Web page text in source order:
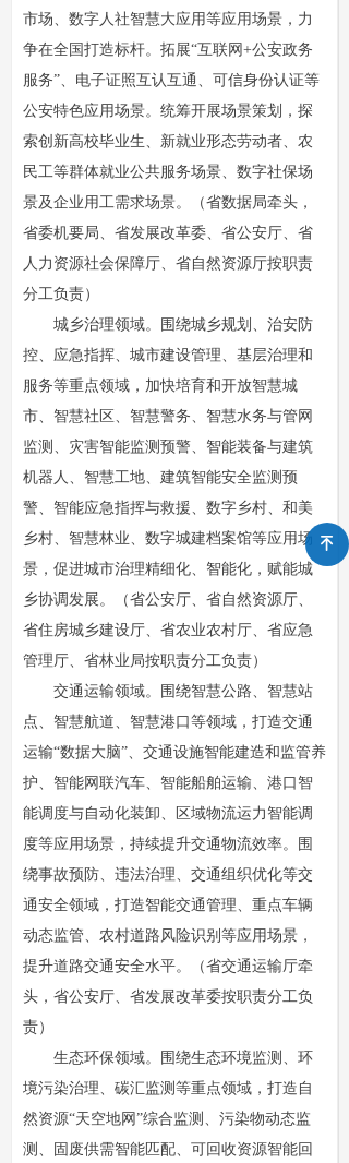
녠
市场、数字人社智慧大应用等应用场景，力
争在全国打造标杆。拓展“互联网+公安政务
服务”、电子证照互认互通、可信身份认证等
公安特色应用场景。统筹开展场景策划，探
索创新高校毕业生、新就业形态劳动者、农
民工等群体就业公共服务场景、数字社保场
景及企业用工需求场景。（省数据局牵头，
省委机要局、省发展改革委、省公安厅、省
人力资源社会保障厅、省自然资源厅按职责
分工负责）
城乡治理领域。围绕城乡规划、治安防
控、应急指挥、城市建设管理、基层治理和
服务等重点领域，加快培育和开放智慧城
市、智慧社区、智慧警务、智慧水务与管网
监测、灾害智能监测预警、智能装备与建筑
机器人、智慧工地、建筑智能安全监测预
警、智能应急指挥与救援、数字乡村、和美
乡村、智慧林业、数字城建档案馆等应用场
景，促进城市治理精细化、智能化，赋能城
乡协调发展。（省公安厅、省自然资源厅、
省住房城乡建设厅、省农业农村厅、省应急
管理厅、省林业局按职责分工负责）
交通运输领域。围绕智慧公路、智慧站
点、智慧航道、智慧港口等领域，打造交通
运输“数据大脑”、交通设施智能建造和监管养
护、智能网联汽车、智能船舶运输、港口智
能调度与自动化装卸、区域物流运力智能调
度等应用场景，持续提升交通物流效率。围
绕事故预防、违法治理、交通组织优化等交
通安全领域，打造智能交通管理、重点车辆
动态监管、农村道路风险识别等应用场景，
提升道路交通安全水平。（省交通运输厅牵
头，省公安厅、省发展改革委按职责分工负
责）
生态环保领域。围绕生态环境监测、环
境污染治理、碳汇监测等重点领域，打造自
然资源“天空地网”综合监测、污染物动态监
测、固废供需智能匹配、可回收资源智能回